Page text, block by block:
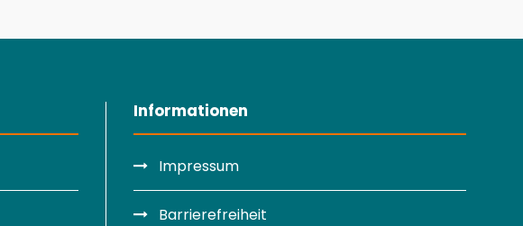
Informationen
Impressum
Barrierefreiheit